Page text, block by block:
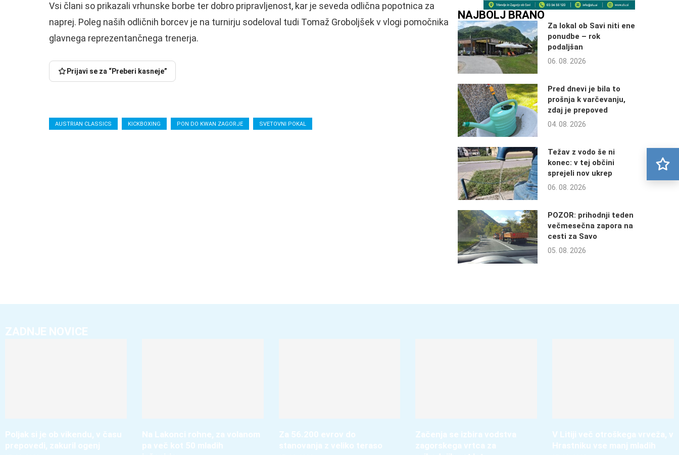
Vsi člani so prikazali vrhunske borbe ter dobro pripravljenost, kar je seveda odlična popotnica za
naprej. Poleg naših odličnih borcev je na turnirju sodeloval tudi Tomaž Groboljšek v vlogi pomočnika
glavnega reprezentančnega trenerja.
Prijavi se za “Preberi kasneje”
AUSTRIAN CLASSICS KICKBOXING PON DO KWAN ZAGORJE SVETOVNI POKAL
NAJBOLJ BRANO
Za lokal ob Savi niti ene
ponudbe – rok
podaljšan
06. 08. 2026
Pred dnevi je bila to
prošnja k varčevanju,
zdaj je prepoved
04. 08. 2026
Težav z vodo še ni
konec: v tej občini
sprejeli nov ukrep
06. 08. 2026
POZOR: prihodnji teden
večmesečna zapora na
cesti za Savo
05. 08. 2026
ZADNJE NOVICE
Poljak si je ob vikendu, v času
prepovedi, zakuril ogenj
Na Lakonci rohne, za volanom
pa več kot 50 mladih
Za 56.200 evrov do
stanovanja z veliko teraso
Začenja se izbira vodstva
zagorskega vrtca za
V Litiji več otroškega vrveža, v
Hrastniku vse manj mladih